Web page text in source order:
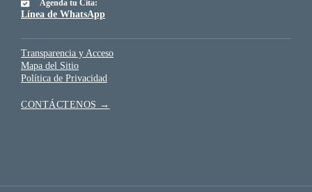
Agenda tu Cita:
Línea de WhatsApp
Transparencia y Acceso
Mapa del Sitio
Política de Privacidad
CONTÁCTENOS →